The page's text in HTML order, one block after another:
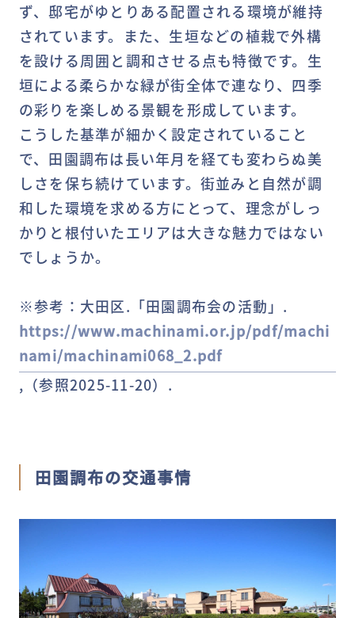
ず、邸宅がゆとりある配置される環境が維持
されています。また、生垣などの植栽で外構
を設ける周囲と調和させる点も特徴です。生
垣による柔らかな緑が街全体で連なり、四季
の彩りを楽しめる景観を形成しています。
こうした基準が細かく設定されていること
で、田園調布は長い年月を経ても変わらぬ美
しさを保ち続けています。街並みと自然が調
和した環境を求める方にとって、理念がしっ
かりと根付いたエリアは大きな魅力ではない
でしょうか。
※参考：大田区.「田園調布会の活動」.
https://www.machinami.or.jp/pdf/machi
nami/machinami068_2.pdf
,（参照2025-11-20）.
田園調布の交通事情